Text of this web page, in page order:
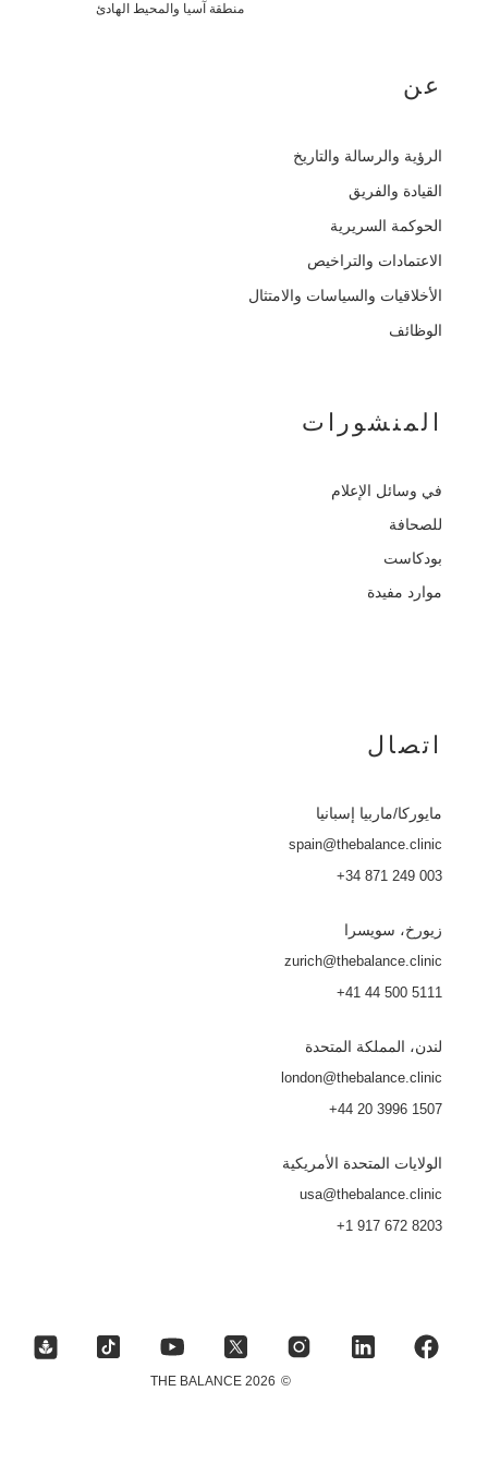
منطقة آسيا والمحيط الهادئ
عن
الرؤية والرسالة والتاريخ
القيادة والفريق
الحوكمة السريرية
الاعتمادات والتراخيص
الأخلاقيات والسياسات والامتثال
الوظائف
المنشورات
في وسائل الإعلام
للصحافة
بودكاست
موارد مفيدة
اتصال
مايوركا/ماربيا إسبانيا
spain@thebalance.clinic
+34 871 249 003
زيورخ، سويسرا
zurich@thebalance.clinic
+41 44 500 5111
لندن، المملكة المتحدة
london@thebalance.clinic
+44 20 3996 1507
الولايات المتحدة الأمريكية
usa@thebalance.clinic
+1 917 672 8203
©
2026 THE BALANCE